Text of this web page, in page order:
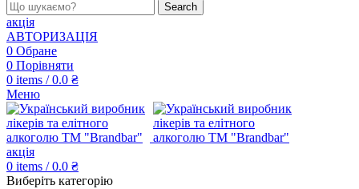
Search
акція
АВТОРИЗАЦІЯ
0 Обране
0 Порівняти
0 items / 0.0 ₴
Меню
акція
0 items / 0.0 ₴
Виберіть категорію